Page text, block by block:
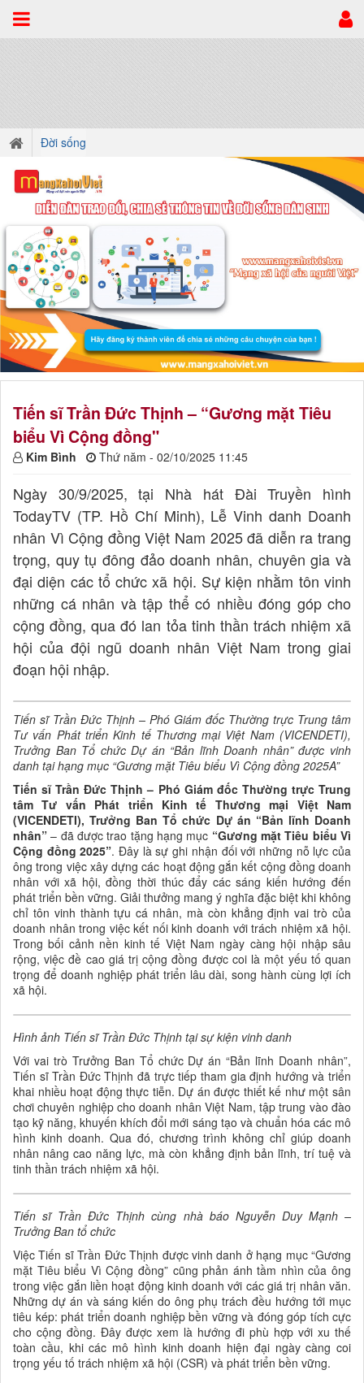
Đời sống
Tiến sĩ Trần Đức Thịnh – “Gương mặt Tiêu
biểu Vì Cộng đồng"
Kim Bình Thứ năm - 02/10/2025 11:45
Ngày 30/9/2025, tại Nhà hát Đài Truyền hình
TodayTV (TP. Hồ Chí Minh), Lễ Vinh danh Doanh
nhân Vì Cộng đồng Việt Nam 2025 đã diễn ra trang
trọng, quy tụ đông đảo doanh nhân, chuyên gia và
đại diện các tổ chức xã hội. Sự kiện nhằm tôn vinh
những cá nhân và tập thể có nhiều đóng góp cho
cộng đồng, qua đó lan tỏa tinh thần trách nhiệm xã
hội của đội ngũ doanh nhân Việt Nam trong giai
đoạn hội nhập.
Tiến sĩ Trần Đức Thịnh – Phó Giám đốc Thường trực Trung tâm
Tư vấn Phát triển Kinh tế Thương mại Việt Nam (VICENDETI),
Trưởng Ban Tổ chức Dự án “Bản lĩnh Doanh nhân” được vinh
danh tại hạng mục “Gương mặt Tiêu biểu Vì Cộng đồng 2025A”
Tiến sĩ Trần Đức Thịnh – Phó Giám đốc Thường trực Trung
tâm Tư vấn Phát triển Kinh tế Thương mại Việt Nam
(VICENDETI), Trưởng Ban Tổ chức Dự án “Bản lĩnh Doanh
nhân” – đã được trao tặng hạng mục “Gương mặt Tiêu biểu Vì
Cộng đồng 2025”. Đây là sự ghi nhận đối với những nỗ lực của
ông trong việc xây dựng các hoạt động gắn kết cộng đồng doanh
nhân với xã hội, đồng thời thúc đẩy các sáng kiến hướng đến
phát triển bền vững. Giải thưởng mang ý nghĩa đặc biệt khi không
chỉ tôn vinh thành tựu cá nhân, mà còn khẳng định vai trò của
doanh nhân trong việc kết nối kinh doanh với trách nhiệm xã hội.
Trong bối cảnh nền kinh tế Việt Nam ngày càng hội nhập sâu
rộng, việc đề cao giá trị cộng đồng được coi là một yếu tố quan
trọng để doanh nghiệp phát triển lâu dài, song hành cùng lợi ích
xã hội.
Hình ảnh Tiến sĩ Trần Đức Thịnh tại sự kiện vinh danh
Với vai trò Trưởng Ban Tổ chức Dự án “Bản lĩnh Doanh nhân”,
Tiến sĩ Trần Đức Thịnh đã trực tiếp tham gia định hướng và triển
khai nhiều hoạt động thực tiễn. Dự án được thiết kế như một sân
chơi chuyên nghiệp cho doanh nhân Việt Nam, tập trung vào đào
tạo kỹ năng, khuyến khích đổi mới sáng tạo và chuẩn hóa các mô
hình kinh doanh. Qua đó, chương trình không chỉ giúp doanh
nhân nâng cao năng lực, mà còn khẳng định bản lĩnh, trí tuệ và
tinh thần trách nhiệm xã hội.
Tiến sĩ Trần Đức Thịnh cùng nhà báo Nguyễn Duy Mạnh –
Trưởng Ban tổ chức
Việc Tiến sĩ Trần Đức Thịnh được vinh danh ở hạng mục “Gương
mặt Tiêu biểu Vì Cộng đồng” cũng phản ánh tầm nhìn của ông
trong việc gắn liền hoạt động kinh doanh với các giá trị nhân văn.
Những dự án và sáng kiến do ông phụ trách đều hướng tới mục
tiêu kép: phát triển doanh nghiệp bền vững và đóng góp tích cực
cho cộng đồng. Đây được xem là hướng đi phù hợp với xu thế
toàn cầu, khi các mô hình kinh doanh hiện đại ngày càng coi
trọng yếu tố trách nhiệm xã hội (CSR) và phát triển bền vững.